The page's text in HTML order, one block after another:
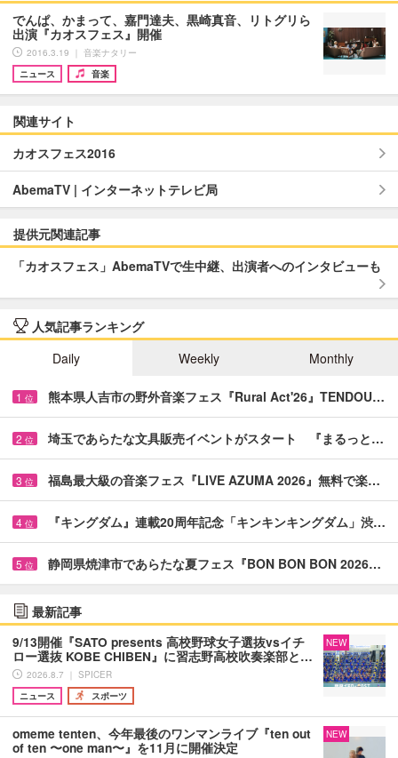
でんぱ、かまって、嘉門達夫、黒崎真音、リトグリら
出演『カオスフェス』開催
2016.3.19 ｜ 音楽ナタリー
ニュース
音楽
関連サイト
カオスフェス2016
AbemaTV | インターネットテレビ局
提供元関連記事
「カオスフェス」AbemaTVで生中継、出演者へのインタビューも
人気記事ランキング
Daily
Weekly Monthly
1 位 熊本県人吉市の野外音楽フェス『Rural Act'26』TENDOU…
2 位 埼玉であらたな文具販売イベントがスタート 『まるっと…
3 位 福島最大級の音楽フェス『LIVE AZUMA 2026』無料で楽…
4 位 『キングダム』連載20周年記念「キンキンキングダム」渋…
5 位 静岡県焼津市であらたな夏フェス『BON BON BON 2026…
最新記事
9/13開催『SATO presents 高校野球女子選抜vsイチ
ロー選抜 KOBE CHIBEN』に習志野高校吹奏楽部と…
2026.8.7 ｜ SPICER
ニュース
スポーツ
NEW
omeme tenten、今年最後のワンマンライブ『ten out
of ten 〜one man〜』を11月に開催決定
NEW